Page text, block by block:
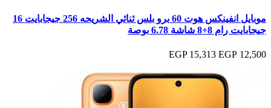
موبايل انفينكس هوت 60 برو بلس ثنائي الشريحه 256 جيجابايت 16
جيجابايت رام 8+8 شاشة 6.78 بوصة
12,500 EGP
15,313 EGP